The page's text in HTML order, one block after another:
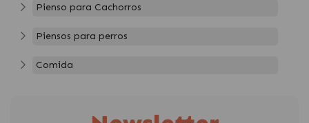
Pienso para Cachorros
Piensos para perros
Comida